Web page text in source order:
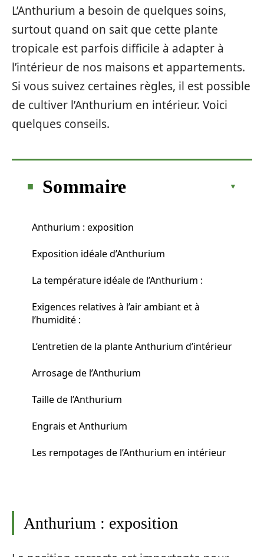
L’Anthurium a besoin de quelques soins,
surtout quand on sait que cette plante
tropicale est parfois difficile à adapter à
l’intérieur de nos maisons et appartements.
Si vous suivez certaines règles, il est possible
de cultiver l’Anthurium en intérieur. Voici
quelques conseils.
Sommaire
Anthurium : exposition
Exposition idéale d’Anthurium
La température idéale de l’Anthurium :
Exigences relatives à l’air ambiant et à
l’humidité :
L’entretien de la plante Anthurium d’intérieur
Arrosage de l’Anthurium
Taille de l’Anthurium
Engrais et Anthurium
Les rempotages de l’Anthurium en intérieur
Anthurium : exposition